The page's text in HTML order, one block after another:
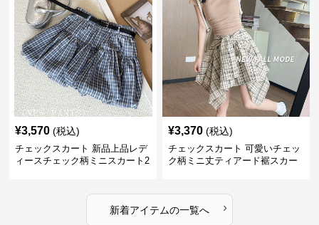
¥3,570 (税込)
チェックスカート 新品上品レデ
ィースチェック柄ミニスカート2
¥3,370 (税込)
チェックスカート 可愛いチェッ
ク柄ミニ丈ティアード裾スカー
新着アイテムの一覧へ ›